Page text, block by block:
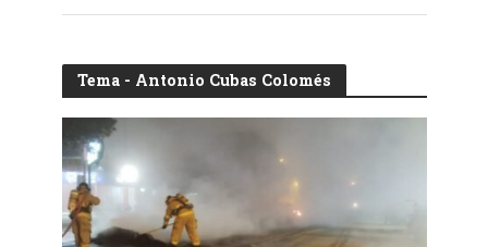
Tema - Antonio Cubas Colomés